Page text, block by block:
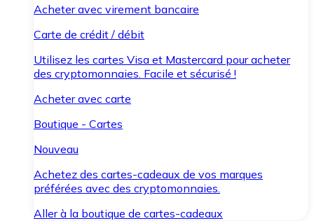
Acheter avec virement bancaire
Carte de crédit / débit
Utilisez les cartes Visa et Mastercard pour acheter
des cryptomonnaies. Facile et sécurisé !
Acheter avec carte
Boutique - Cartes
Nouveau
Achetez des cartes-cadeaux de vos marques
préférées avec des cryptomonnaies.
Aller à la boutique de cartes-cadeaux